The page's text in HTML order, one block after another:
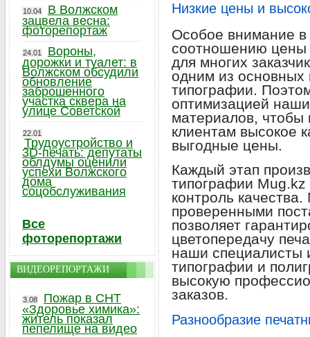
Низкие цены и
Особое внимание в
соотношению цены
для многих
одним из основных
типографии.
оптимизацией
материалов, чтобы
клиентам высокое
выгодные цены.
Каждый этап
типографии
контроль
проверенными
позволяет
цветопередачу
наши специалисты
типографии и
высокую
заказов.
Разнообразие
10.04
В Волжском
зацвела весна:
фоторепортаж
24.01
Вороны,
дорожки и туалет: в
Волжском обсудили
обновление
заброшенного
участка сквера на
улице Советской
22.01
Трудоустройство и
3D-печать: депутаты
облдумы оценили
успехи Волжского
дома
соцобслуживания
Все
фоторепортажи
ВИДЕОРЕПОРТАЖИ
3.08
Пожар в СНТ
«Здоровье химика»:
житель показал
пепелище на видео